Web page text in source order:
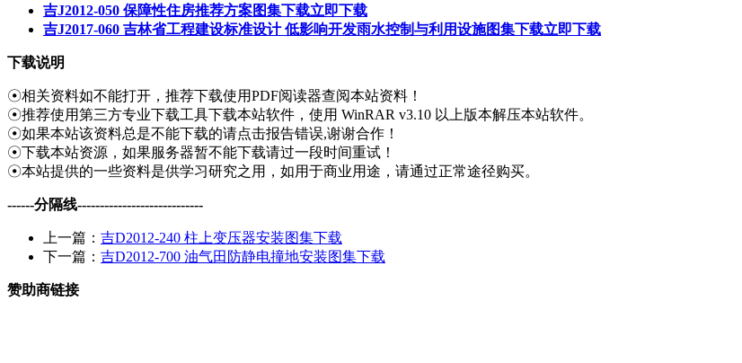
吉J2012-050 保障性住房推荐方案图集下载立即下载
吉J2017-060 吉林省工程建设标准设计 低影响开发雨水控制与利用设施图集下载立即下载
下载说明
☉相关资料如不能打开，推荐下载使用PDF阅读器查阅本站资料！
☉推荐使用第三方专业下载工具下载本站软件，使用 WinRAR v3.10 以上版本解压本站软件。
☉如果本站该资料总是不能下载的请点击报告错误,谢谢合作！
☉下载本站资源，如果服务器暂不能下载请过一段时间重试！
☉本站提供的一些资料是供学习研究之用，如用于商业用途，请通过正常途径购买。
------分隔线----------------------------
上一篇： 吉D2012-240 柱上变压器安装图集下载
下一篇： 吉D2012-700 油气田防静电撞地安装图集下载
赞助商链接